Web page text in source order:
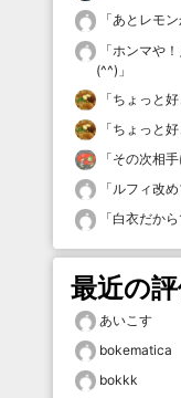
「あとレモ
「ホンマや
(^^) 」
「ちょっと好
「ちょっと好
「その次相
「ルフィ改
「白衣だか
最近の
あいこす
bokematica
bokkk